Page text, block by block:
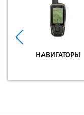
НАВИГАТОРЫ